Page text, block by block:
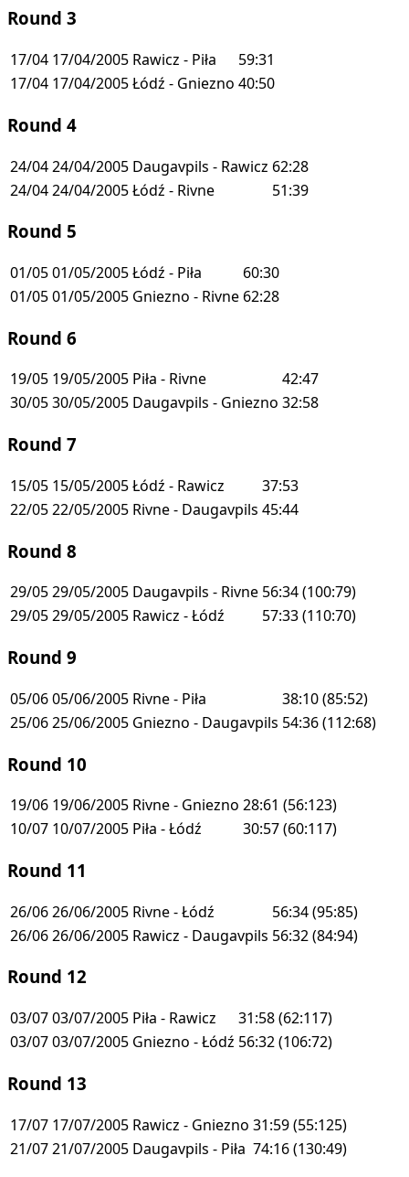
Round 3
17/04 17/04/2005 Rawicz - Piła
59:31
17/04 17/04/2005Łódź - Gniezno 40:50
Round 4
24/0424/04/2005 Daugavpils - Rawicz 62:28
24/0424/04/2005Łódź - Rivne 51:39
Round 5
01/0501/05/2005Łódź - Piła
60:30
01/0501/05/2005 Gniezno - Rivne 62:28
Round 6
19/05 19/05/2005 Piła - Rivne
42:47
30/0530/05/2005 Daugavpils - Gniezno 32:58
Round 7
15/05 15/05/2005Łódź - Rawicz
37:53
22/0522/05/2005 Rivne - Daugavpils 45:44
Round 8
29/0529/05/2005 Daugavpils - Rivne 56:34(100:79)
29/0529/05/2005 Rawicz - Łódź 57:33(110:70)
Round 9
05/0605/06/2005 Rivne - Piła 38:10(85:52)
25/0625/06/2005 Gniezno - Daugavpils 54:36(112:68)
Round 10
19/06 19/06/2005 Rivne - Gniezno 28:61 (56:123)
10/07 10/07/2005 Piła - Łódź 30:57(60:117)
Round 11
26/0626/06/2005 Rivne - Łódź 56:34(95:85)
26/0626/06/2005 Rawicz - Daugavpils 56:32(84:94)
Round 12
03/0703/07/2005 Piła - Rawicz 31:58(62:117)
03/0703/07/2005 Gniezno - Łódź 56:32(106:72)
Round 13
17/07 17/07/2005 Rawicz - Gniezno 31:59(55:125)
21/0721/07/2005 Daugavpils - Piła 74:16(130:49)